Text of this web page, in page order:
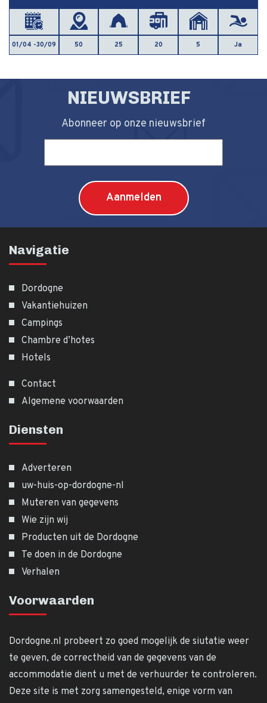
01/04 -30/09 50 25 20 5 Ja
NIEUWSBRIEF
Abonneer op onze nieuwsbrief
Navigatie
Dordogne
Vakantiehuizen
Campings
Chambre d’hotes
Hotels
Contact
Algemene voorwaarden
Diensten
Adverteren
uw-huis-op-dordogne-nl
Muteren van gegevens
Wie zijn wij
Producten uit de Dordogne
Te doen in de Dordogne
Verhalen
Voorwaarden
Dordogne.nl probeert zo goed mogelijk de siutatie weer
te geven, de correctheid van de gegevens van de
accommodatie dient u met de verhuurder te controleren.
Deze site is met zorg samengesteld, enige vorm van